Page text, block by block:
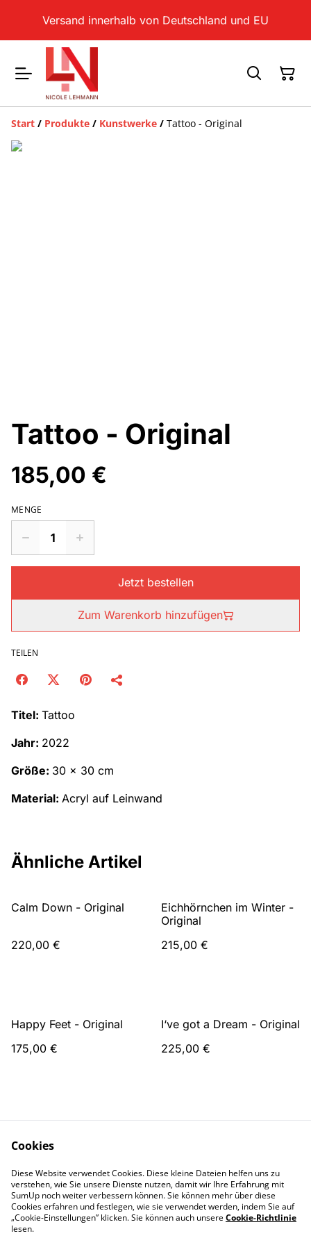
Versand innerhalb von Deutschland und EU
Start / Produkte / Kunstwerke / Tattoo - Original
Tattoo - Original
185,00 €
MENGE
Jetzt bestellen
Zum Warenkorb hinzufügen
TEILEN
Titel: Tattoo
Jahr: 2022
Größe: 30 x 30 cm
Material: Acryl auf Leinwand
Ähnliche Artikel
Calm Down - Original
220,00 €
Eichhörnchen im Winter -
Original
215,00 €
Happy Feet - Original
175,00 €
I‘ve got a Dream - Original
225,00 €
Kontakt
AGB
Datenschutz
Cookies
Diese Website verwendet Cookies. Diese kleine Dateien helfen uns zu
verstehen, wie Sie unsere Dienste nutzen, damit wir Ihre Erfahrung mit
SumUp noch weiter verbessern können. Sie können mehr über diese
Cookies erfahren und festlegen, wie sie verwendet werden, indem Sie auf
„Cookie-Einstellungen” klicken. Sie können auch unsereCookie-Richtlinie
lesen.